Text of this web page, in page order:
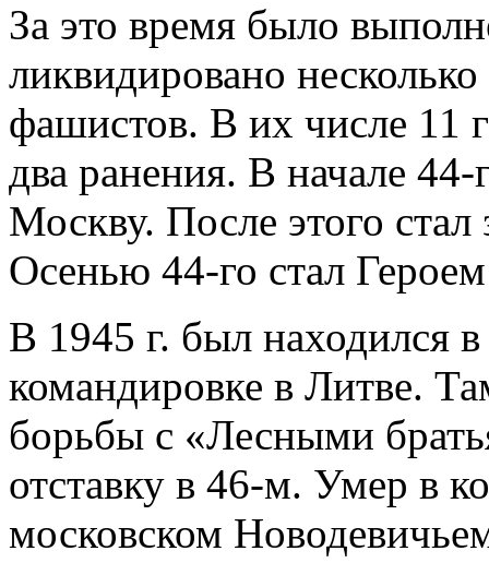
За это время было
ликвидировано
фашистов. В их числе 11
два ранения. В начале
Москву. После этого
Осенью 44-го стал
В 1945 г. был находился
командировке в Литве.
борьбы с «Лесными
отставку в 46-м. Умер в
московском